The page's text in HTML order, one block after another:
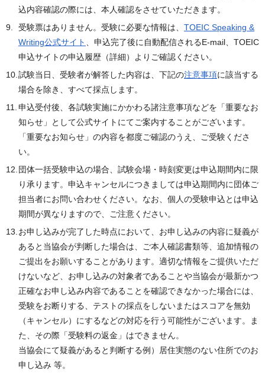
込内容確認の際には、本人確認をさせていただきます。
受験票はありません。受験に必要な情報は、 TOEIC Speaking &
Writing公式サイト
、申込完了後に自動配信されるE-mail、TOEIC
申込サイトの申込履歴（詳細）よりご確認ください。
試験当日、受験者が解答した内容は、下記の注意事項に該当する
場合を除き、すべて採点します。
申込受付後、各試験実施にかかわる諸注意事項などを「重要なお
知らせ」として公式サイトにてご案内することがございます。
「重要なお知らせ」の内容を都度ご確認のうえ、ご受験くださ
い。
団体一括受験申込の場合、試験会場・時刻変更は申込期間内に限
り承ります。申込キャンセルにつきましては申込期間内に団体ご
担当者にお問い合わせください。なお、個人の受験申込とは申込
期間が異なりますので、ご注意ください。
お申し込みが完了した時点において、お申し込みの内容に疑義が
あると当協会が判断した場合は、ご本人確認書類等、追加情報の
ご提出をお願いすることがあります。適切な情報をご提供いただ
けないなど、お申し込みの対象者であることや当協会が最新かつ
正確なお申し込み内容であることを確認できなかった場合には、
受験をお断りする、テストの採点をしないまたはスコアを無効
（キャンセル）にするなどの対応を行う可能性がございます。ま
た、その際「受験料の返金」はできません。
当協会にて疑義があると判断する例）居住実態のない住所でのお
申し込み 等。